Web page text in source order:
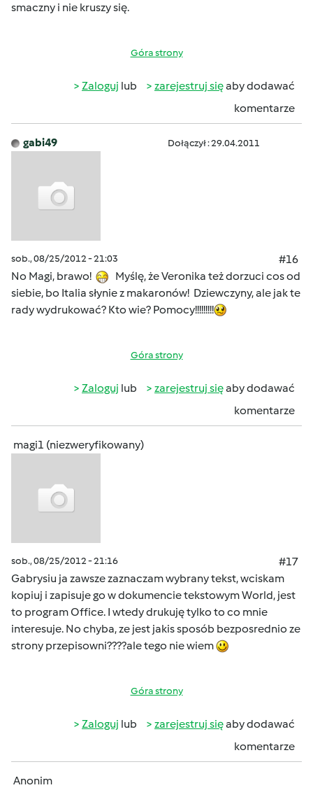
smaczny i nie kruszy się.
Góra strony
Zaloguj lub zarejestruj sięaby dodawać
komentarze
gabi49 Dołączył : 29.04.2011
sob., 08/25/2012 - 21:03
#16
No Magi, brawo!
Myślę, że Veronika też dorzuci cos od
siebie, bo Italia słynie z makaronów! Dziewczyny, ale jak te
rady wydrukować? Kto wie? Pomocy!!!!!!!!!
Góra strony
Zaloguj lub zarejestruj sięaby dodawać
komentarze
magi1 (niezweryfikowany)
sob., 08/25/2012 - 21:16
#17
Gabrysiu ja zawsze zaznaczam wybrany tekst, wciskam
kopiuj i zapisuje go w dokumencie tekstowym World, jest
to program Office. I wtedy drukuję tylko to co mnie
interesuje. No chyba, ze jest jakis sposób bezposrednio ze
strony przepisowni????ale tego nie wiem
Góra strony
Zaloguj lub zarejestruj sięaby dodawać
komentarze
Anonim